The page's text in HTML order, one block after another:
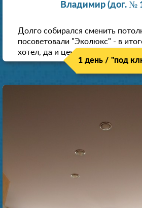
Владимир (дог. №
Долго собирался сменить
посоветовали "Эколюкс" - в
хотел, да и цена нормальная.
1 день / "под